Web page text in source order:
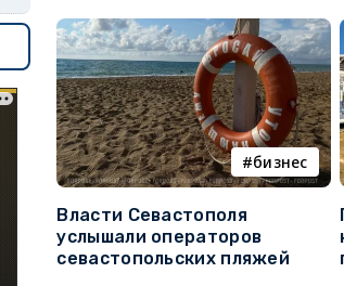
бизнес
Власти Севастополя
услышали операторов
севастопольских пляжей